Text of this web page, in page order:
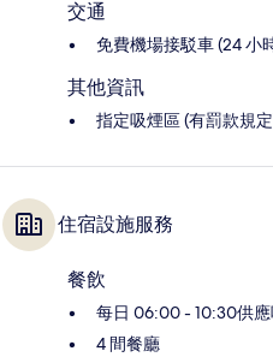
交通
免費機場接駁車 (24 小
其他資訊
指定吸煙區 (有罰款規
住宿設施服務
餐飲
每日 06:00 - 10:30供
4 間餐廳